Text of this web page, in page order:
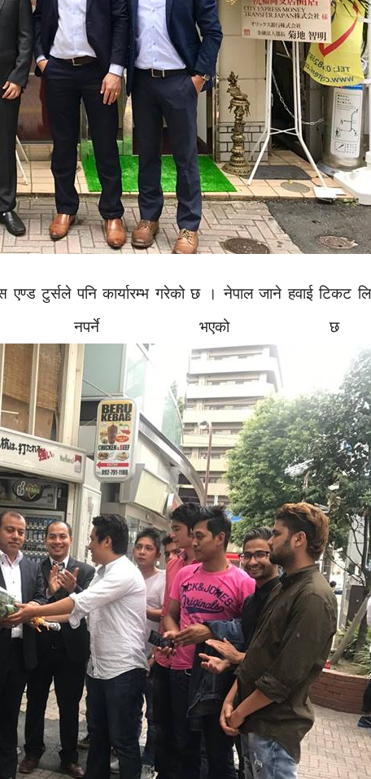
टुर्सले पनि कार्यारम्भ गरेको छ । नेपाल जाने हवाई टिकट
नपर्ने